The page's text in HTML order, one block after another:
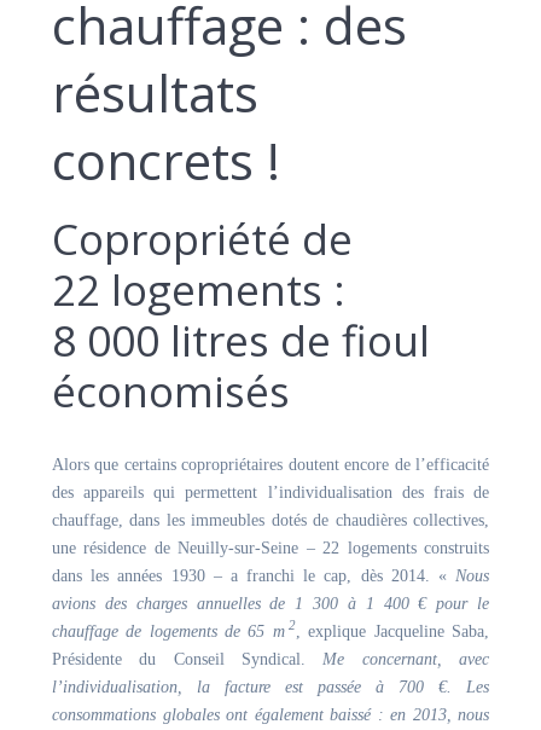
chauffage : des
résultats
concrets !
Copropriété de
22 logements :
8 000 litres de fioul
économisés
Alors que certains copropriétaires doutent encore de l’efficacité
des appareils qui permettent l’individualisation des frais de
chauffage, dans les immeubles dotés de chaudières collectives,
une résidence de Neuilly-sur-Seine – 22 logements construits
dans les années 1930 – a franchi le cap, dès 2014. « Nous
avions des charges annuelles de 1 300 à 1 400 € pour le
chauffage de logements de 65 m 2
, explique Jacqueline Saba,
Présidente du Conseil Syndical. Me concernant, avec
l’individualisation, la facture est passée à 700 €. Les
consommations globales ont également baissé : en 2013, nous